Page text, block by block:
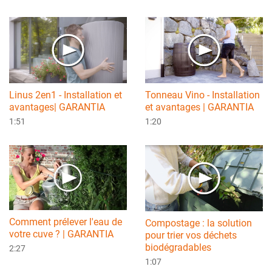
Linus 2en1 - Installation et
avantages| GARANTIA
1:51
Tonneau Vino - Installation
et avantages | GARANTIA
1:20
Comment prélever l'eau de
votre cuve ? | GARANTIA
2:27
Compostage : la solution
pour trier vos déchets
biodégradables
1:07